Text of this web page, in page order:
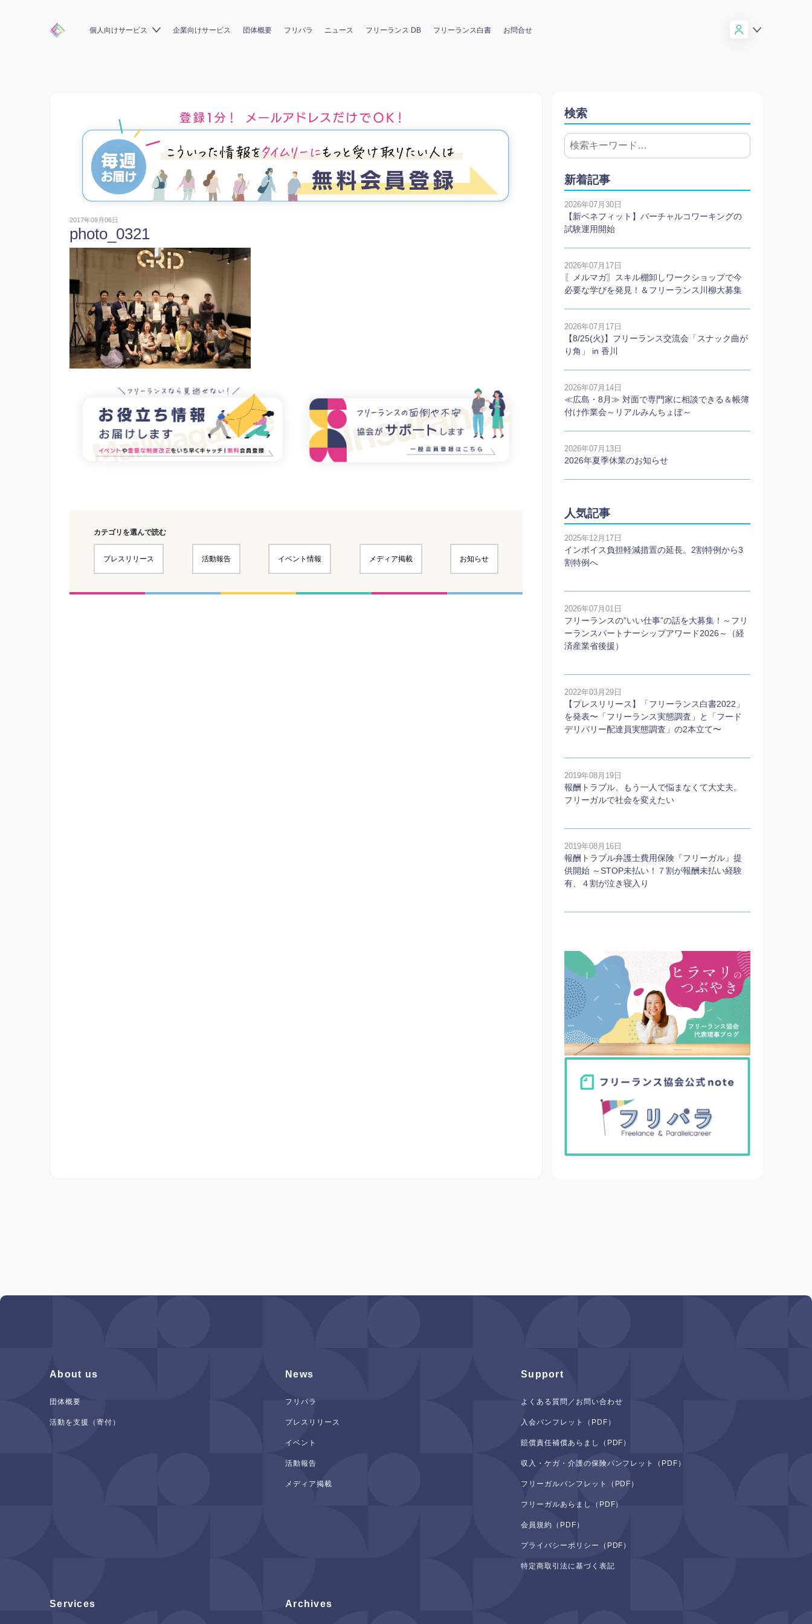
個人向けサービス 企業向けサービス 団体概要 フリパラ ニュース フリーランス DB フリーランス白書 お問合せ
2017年09月06日
photo_0321
カテゴリを選んで読む
プレスリリース 活動報告 イベント情報 メディア掲載 お知らせ
検索
新着記事
2026年07月30日
【新ベネフィット】バーチャルコワーキングの
試験運用開始
2026年07月17日
〖メルマガ〗スキル棚卸しワークショップで今
必要な学びを発見！＆フリーランス川柳大募集
2026年07月17日
【8/25(火)】フリーランス交流会「スナック曲が
り角」 in 香川
2026年07月14日
≪広島・8月≫ 対面で専門家に相談できる＆帳簿
付け作業会～リアルみんちょぼ～
2026年07月13日
2026年夏季休業のお知らせ
人気記事
2025年12月17日
インボイス負担軽減措置の延長。2割特例から3
割特例へ
2026年07月01日
フリーランスの”いい仕事”の話を大募集！～フリ
ーランスパートナーシップアワード2026～（経
済産業省後援）
2022年03月29日
【プレスリリース】「フリーランス白書2022」
を発表〜「フリーランス実態調査」と「フード
デリバリー配達員実態調査」の2本⽴て〜
2019年08月19日
報酬トラブル、もう一人で悩まなくて大丈夫。
フリーガルで社会を変えたい
2019年08月16日
報酬トラブル弁護士費用保険『フリーガル』提
供開始 ～STOP未払い！７割が報酬未払い経験
有、４割が泣き寝入り
About us
団体概要
活動を支援（寄付）
News
フリパラ
プレスリリース
イベント
活動報告
メディア掲載
Support
よくある質問／お問い合わせ
入会パンフレット（PDF）
賠償責任補償あらまし（PDF）
収入・ケガ・介護の保険パンフレット（PDF）
フリーガルパンフレット（PDF）
フリーガルあらまし（PDF）
会員規約（PDF）
プライバシーポリシー（PDF）
特定商取引法に基づく表記
Services Archives